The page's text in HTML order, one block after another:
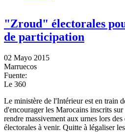
"Zroud" électorales
de participation
02 Mayo 2015
Marruecos
Fuente:
Le 360
Le ministère de l'Intérieur est en train
d'encourager les Marocains inscrits sur
rendre massivement aux urnes lors
électorales à venir. Quitte à légaliser